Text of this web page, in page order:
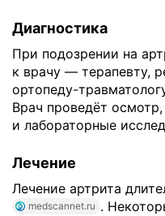
Диагностика
При подозрении на
к врачу — терапевту,
ортопеду-
Врач проведёт
и лабораторные
Лечение
Лечение артрита
medscannet.ru .